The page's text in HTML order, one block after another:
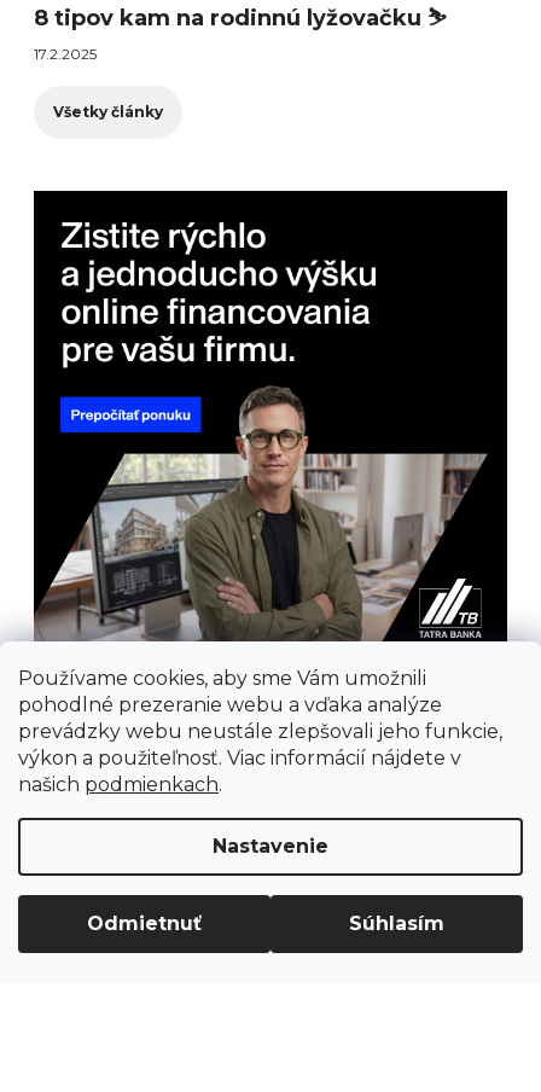
Používame cookies, aby sme Vám umožnili
pohodlné prezeranie webu a vďaka analýze
prevádzky webu neustále zlepšovali jeho funkcie,
výkon a použiteľnosť. Viac informácií nájdete v
našich podmienkach.
Nastavenie
Odmietnuť Súhlasím
8 tipov kam na rodinnú lyžovačku ⛷️
17.2.2025
Všetky články
Vytvoril Shoptet